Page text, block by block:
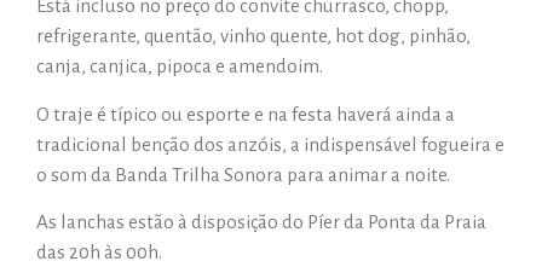
Está incluso no preço do convite churrasco, chopp,
refrigerante, quentão, vinho quente, hot dog, pinhão,
canja, canjica, pipoca e amendoim.
O traje é típico ou esporte e na festa haverá ainda a
tradicional benção dos anzóis, a indispensável fogueira e
o som da Banda Trilha Sonora para animar a noite.
As lanchas estão à disposição do Píer da Ponta da Praia
das 20h às 00h.